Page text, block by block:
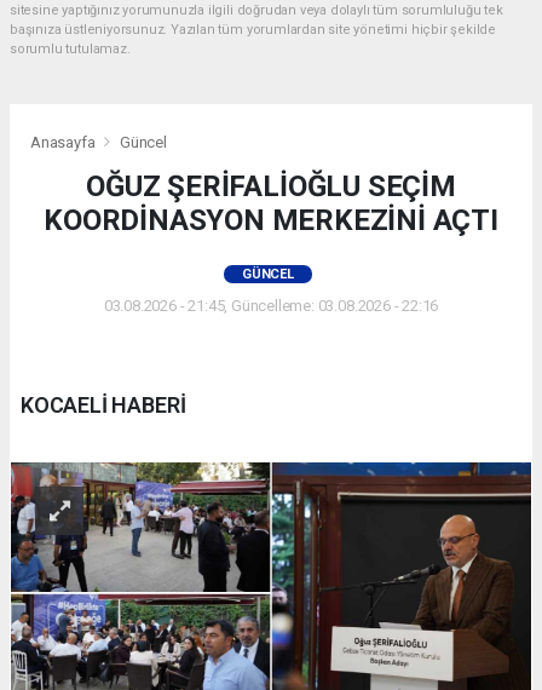
sitesine yaptığınız yorumunuzla ilgili doğrudan veya dolaylı tüm sorumluluğu tek
başınıza üstleniyorsunuz. Yazılan tüm yorumlardan site yönetimi hiçbir şekilde
sorumlu tutulamaz.
Anasayfa Güncel
OĞUZ ŞERİFALİOĞLU SEÇİM
KOORDİNASYON MERKEZİNİ AÇTI
GÜNCEL
03.08.2026 - 21:45, Güncelleme: 03.08.2026 - 22:16
KOCAELİ HABERİ